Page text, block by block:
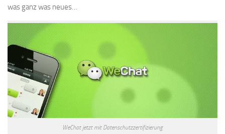
was ganz was neues…
WeChat jetzt mit Datenschutzzertifizierung